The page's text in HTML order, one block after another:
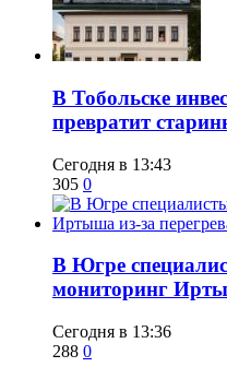
В Тобольске
превратит
Сегодня в 13:43
305 0
В Югре
мониторинг
Сегодня в 13:36
288 0